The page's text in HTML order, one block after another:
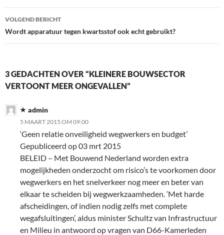
VOLGEND BERICHT
Wordt apparatuur tegen kwartsstof ook echt gebruikt?
3 GEDACHTEN OVER “KLEINERE BOUWSECTOR
VERTOONT MEER ONGEVALLEN”
admin
5 MAART 2015 OM 09:00
‘Geen relatie onveiligheid wegwerkers en budget’
Gepubliceerd op 03 mrt 2015
BELEID – Met Bouwend Nederland worden extra
mogelijkheden onderzocht om risico’s te voorkomen door
wegwerkers en het snelverkeer nog meer en beter van
elkaar te scheiden bij wegwerkzaamheden. ‘Met harde
afscheidingen, of indien nodig zelfs met complete
wegafsluitingen’, aldus minister Schultz van Infrastructuur
en Milieu in antwoord op vragen van D66-Kamerleden